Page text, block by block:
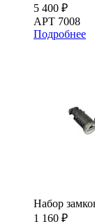
5 400 ₽
АРТ 7008
Подробнее
Набор
1 160 ₽